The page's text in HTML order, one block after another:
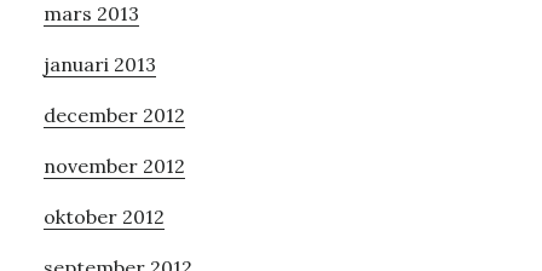
mars 2013
januari 2013
december 2012
november 2012
oktober 2012